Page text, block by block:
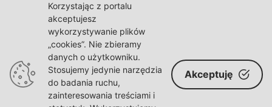
sąd TVN
Warszawa wojna
wybory wypadek Władimir Putin zdrowie
Korzystając z portalu
akceptujesz
wykorzystywanie plików
„cookies”. Nie zbieramy
danych o użytkowniku.
Stosujemy jedynie narzędzia
do badania ruchu,
zainteresowania treściami i
Akceptuję